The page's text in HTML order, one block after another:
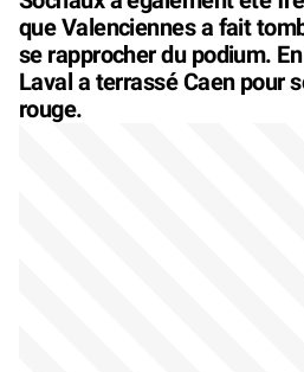
que Valenciennes a fait
se rapprocher du podium.
Laval a terrassé Caen pour
rouge.